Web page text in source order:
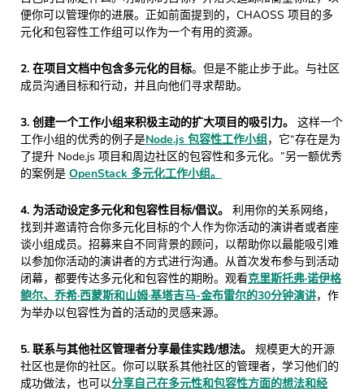
便你可以管理你的进展。正如前面提到的，CHAOSS 项目的多
元化和包容性工作组可以作为一个有用的资源。
2. 在项目文档中包含多元化的目标。但是不能止步于此。与社区
成员沟通目标和行动，并且向他们寻求帮助。
3. 创建一个工作小组来积极主动的扩大项目的吸引力。
这样一个
工作小组的优秀的例子是Node.js 包容性工作小组，它“存在是为
了提升 Node.js 项目和周边社区的包容性和多元化。”另一额优秀
的案例是 OpenStack 多元化工作小组。
4. 为活动设定多元化和包容性目标/倡议。
利用你的关系网络，
找到并邀请符合你多元化目标的个人作为你活动的演讲者或者座
谈小组成员。招募来自不同背景的顾问，以帮助你以最能吸引难
以参加你活动的演讲者的方式进行沟通。从首次发布参与到活动
闭幕，都要传达多元化和包容性的期盼。观看克里斯托弗·诺伊格
鲍尔、乔希·西蒙斯和山姆·基塔吉马-金布雷尔的30分钟演讲，作
为举办以包容性为首的活动的灵感来源。
5. 联系与其他社区管理者分享最佳实践/想法。
规模更大的开源
社区也是你的社区。你可以联系其他社区的管理者，学习他们的
成功做法，也可以分享自己在多元性和包容性方面的想法和经